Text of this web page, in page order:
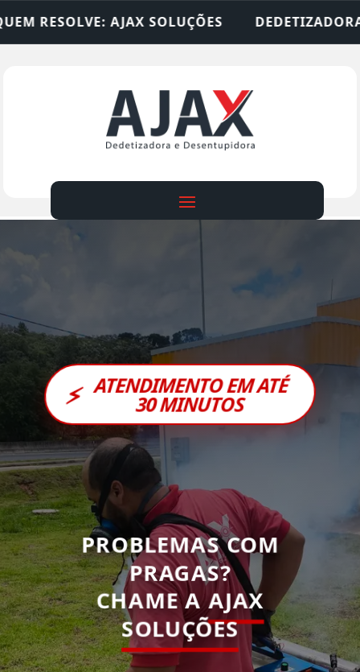
DEDETIZADORA • DESENTUPIDORA
⚡ ATENDIMENTO EM ATÉ
30 MINUTOS
PROBLEMAS COM
PRAGAS?
CHAME AAJAX
SOLUÇÕES